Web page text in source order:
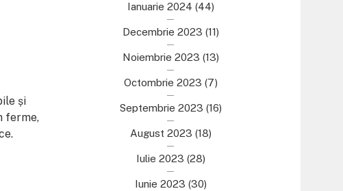
și
ferme,
Ianuarie 2024 (44)
Decembrie 2023 (11)
Noiembrie 2023 (13)
Octombrie 2023 (7)
Septembrie 2023 (16)
August 2023 (18)
Iulie 2023 (28)
Iunie 2023 (30)